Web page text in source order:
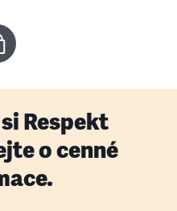
Respekt
o cenné